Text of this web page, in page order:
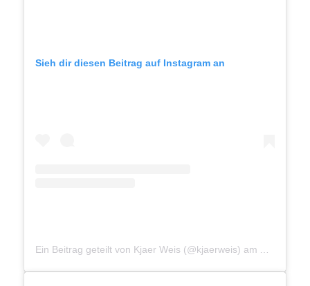
Sieh dir diesen Beitrag auf Instagram an
Ein Beitrag geteilt von Kjaer Weis (@kjaerweis) am